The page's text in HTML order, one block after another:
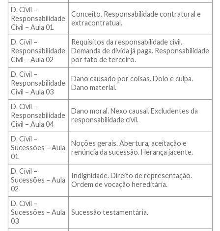
D. Civil –
Responsabilidade
Civil – Aula 01
Conceito. Responsabilidade contratural e
extracontratual.
D. Civil –
Responsabilidade
Civil – Aula 02
Requisitos da responsabilidade civil.
Demanda de dívida já paga. Responsabilidade
por fato de terceiro.
D. Civil –
Responsabilidade
Civil – Aula 03
Dano causado por coisas. Dolo e culpa.
Dano material.
D. Civil –
Responsabilidade
Civil – Aula 04
Dano moral. Nexo causal. Excludentes da
responsabilidade civil.
D. Civil –
Sucessões – Aula
01
Noções gerais. Abertura, aceitação e
renúncia da sucessão. Herança jacente.
D. Civil –
Sucessões – Aula
02
Indignidade. Direito de representação.
Ordem de vocação hereditária.
D. Civil –
Sucessões – Aula
03
Sucessão testamentária.